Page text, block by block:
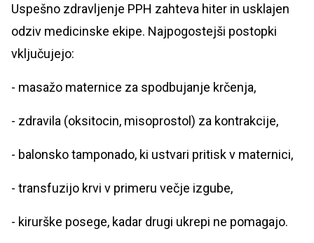
Uspešno zdravljenje PPH zahteva hiter in usklajen
odziv medicinske ekipe. Najpogostejši postopki
vključujejo:
- masažo maternice za spodbujanje krčenja,
- zdravila (oksitocin, misoprostol) za kontrakcije,
- balonsko tamponado, ki ustvari pritisk v maternici,
- transfuzijo krvi v primeru večje izgube,
- kirurške posege, kadar drugi ukrepi ne pomagajo.